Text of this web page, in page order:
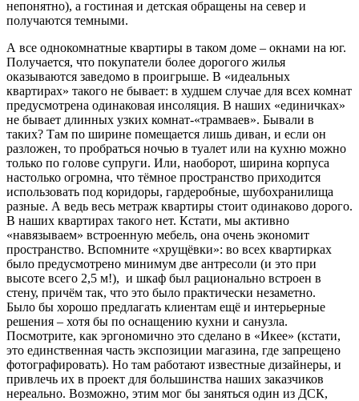
непонятно), а гостиная и детская обращены на север и
получаются темными.
А все однокомнатные квартиры в таком доме – окнами на юг.
Получается, что покупатели более дорогого жилья
оказываются заведомо в проигрыше. В «идеальных
квартирах» такого не бывает: в худшем случае для всех комнат
предусмотрена одинаковая инсоляция. В наших «единичках»
не бывает длинных узких комнат-«трамваев». Бывали в
таких? Там по ширине помещается лишь диван, и если он
разложен, то пробраться ночью в туалет или на кухню можно
только по голове супруги. Или, наоборот, ширина корпуса
настолько огромна, что тёмное пространство приходится
использовать под коридоры, гардеробные, шубохранилища
разные. А ведь весь метраж квартиры стоит одинаково дорого.
В наших квартирах такого нет. Кстати, мы активно
«навязываем» встроенную мебель, она очень экономит
пространство. Вспомните «хрущёвки»: во всех квартирках
было предусмотрено минимум две антресоли (и это при
высоте всего 2,5 м!), и шкаф был рационально встроен в
стену, причём так, что это было практически незаметно.
Было бы хорошо предлагать клиентам ещё и интерьерные
решения – хотя бы по оснащению кухни и санузла.
Посмотрите, как эргономично это сделано в «Икее» (кстати,
это единственная часть экспозиции магазина, где запрещено
фотографировать). Но там работают известные дизайнеры, и
привлечь их в проект для большинства наших заказчиков
нереально. Возможно, этим мог бы заняться один из ДСК,